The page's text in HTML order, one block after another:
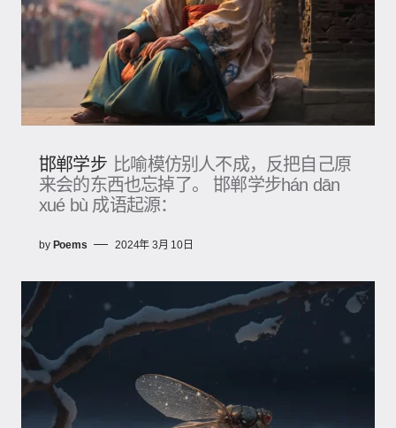
邯郸学步 比喻模仿别人不成，反把自己原
来会的东西也忘掉了。 邯郸学步hán dān
xué bù 成语起源：
by Poems 2024年 3月 10日